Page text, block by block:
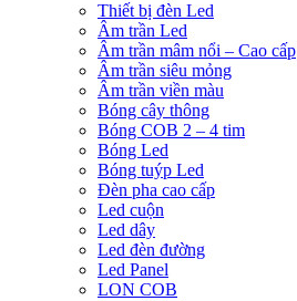
Thiết bị đèn Led
Âm trần Led
Âm trần mâm nổi – Cao cấp
Âm trần siêu mỏng
Âm trần viền màu
Bóng cây thông
Bóng COB 2 – 4 tim
Bóng Led
Bóng tuýp Led
Đèn pha cao cấp
Led cuộn
Led dây
Led đèn đường
Led Panel
LON COB